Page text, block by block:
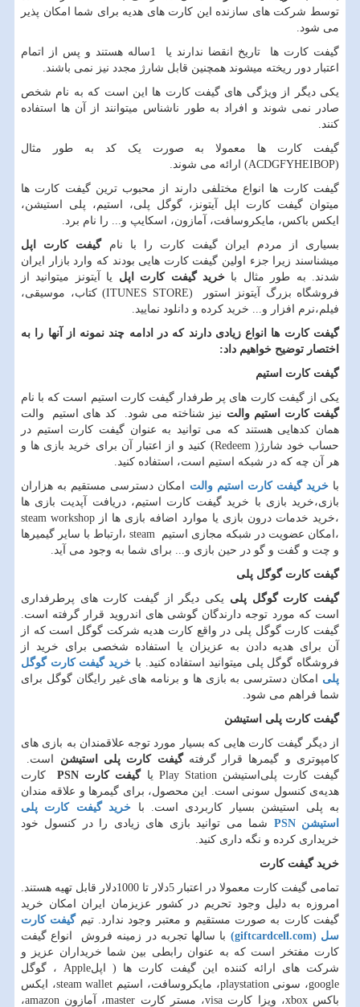
توسط شرکت های سازنده این کارت های هدیه برای شما امکان پذیر
می شود.
گیفت کارت ها تاریخ انقضا ندارند یا 1ساله هستند و پس از اتمام
اعتبار دور ریخته میشوند همچنین قابل شارژ مجدد نیز نمی باشند.
یکی دیگر از ویژگی های گیفت کارت ها این است که به نام شخص
صادر نمی شوند و افراد به طور ناشناس میتوانند از آن ها استفاده
کنند.
گیفت کارت ها معمولا به صورت یک کد به طور مثال
ACDGFYHEIBOP)) ارائه می شوند.
گیفت کارت ها انواع مختلفی دارند از محبوب ترین گیفت کارت ها
میتوان گیفت کارت اپل آیتونز، گوگل پلی، استیم، پلی استیشن،
ایکس باکس، مایکروسافت، آمازون، اسکایپ و... را نام برد.
بسیاری از مردم ایران گیفت کارت را با نامگیفت کارت اپل
میشناسند زیرا جزء اولین گیفت کارت هایی بودند که وارد بازار ایران
شدند. به طور مثال باخرید گیفت کارت اپل یا آیتونز میتوانید از
فروشگاه بزرگ آیتونز استور (ITUNES STORE) کتاب، موسیقی،
فیلم،نرم افزار و... خرید کرده و دانلود نمایید.
گیفت کارت ها انواع زیادی دارند که در ادامه چند نمونه از آنها را به
اختصار توضیح خواهیم داد:
گیفت کارت استیم
یکی از گیفت کارت های پر طرفدار گیفت کارت استیم است که با نام
گیفت کارت استیم والت نیز شناخته می شود. کد های استیم والت
همان کدهایی هستند که می توانید به عنوان گیفت کارت استیم در
حساب خود شارژ( Redeem) کنید و از اعتبار آن برای خرید بازی ها و
هر آن چه که در شبکه استیم است، استفاده کنید.
باخرید گیفت کارت استیم والت امکان دسترسی مستقیم به هزاران
بازی،خرید بازی با خرید گیفت کارت استیم، دریافت آپدیت بازی ها
،خرید خدمات درون بازی یا موارد اضافه بازی ها از steam workshop
،امکان عضویت در شبکه مجازی استیم steam ،ارتباط با سایر گیمیرها
و چت و گفت و گو در حین بازی و... برای شما به وجود می آید.
گیفت کارت گوگل پلی
گیفت کارت گوگل پلی یکی دیگر از گیفت کارت های پرطرفداری
است که مورد توجه دارندگان گوشی های اندروید قرار گرفته است.
گیفت کارت گوگل پلی در واقع کارت هدیه شرکت گوگل است که از
آن برای هدیه دادن به عزیزان یا استفاده شخصی برای خرید از
فروشگاه گوگل پلی میتوانید استفاده کنید. با خرید گیفت کارت گوگل
پلی امکان دسترسی به بازی ها و برنامه های غیر رایگان گوگل برای
شما فراهم می شود.
گیفت کارت پلی استیشن
از دیگر گیفت کارت هایی که بسیار مورد توجه علاقمندان به بازی های
کامپوتری و گیمرها قرار گرفتهگیفت کارت پلی استیشن است.
گیفت کارت پلی‌استیشن Play Station یاگیفت کارت PSNکارت
هدیه‌ی کنسول سونی است. این محصول، برای گیمرها و علاقه مندان
به پلی استیشن بسیار کاربردی است. با خرید گیفت کارت پلی
استیشنPSN شما می توانید بازی های زیادی را در کنسول خود
خریداری کرده و نگه داری کنید.
خرید گیفت کارت
تمامی گیفت کارت معمولا در اعتبار 5دلار تا 1000دلار قابل تهیه هستند.
امروزه به دلیل وجود تحریم در کشور عزیزمان ایران امکان خرید
گیفت کارت به صورت مستقیم و معتبر وجود ندارد. تیمگیفت کارت
سل ((giftcardcell.com با سالها تجربه در زمینه فروش انواع گیفت
کارت مفتخر است که به عنوان رابطی بین شما خریداران عزیز و
شرکت های ارائه کننده این گیفت کارت ها ( اپلApple ، گوگل
google، سونی playstation، مایکروسافت، استیم steam wallet، ایکس
باکسxbox، ویزا کارت visa، مستر کارت master، آمازون amazon،